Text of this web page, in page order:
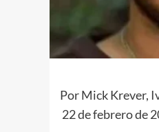
PorMick Krever,
22 de febrero de